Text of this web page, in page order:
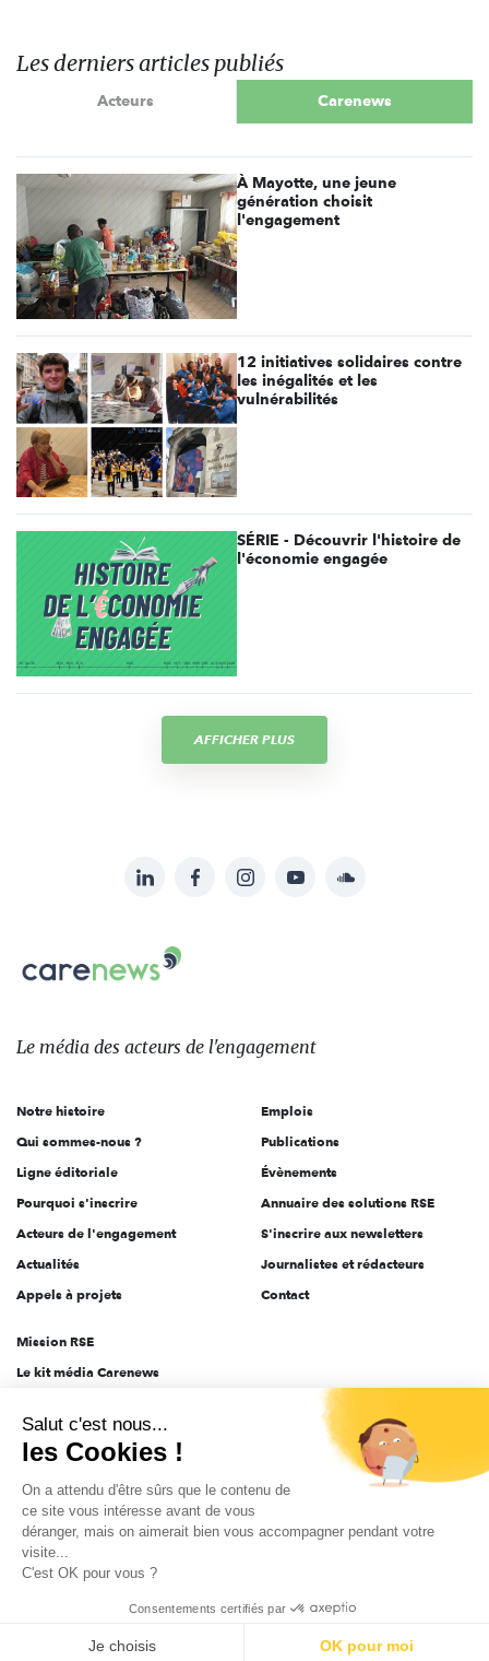
Les derniers articles publiés
Acteurs Carenews
À Mayotte, une jeune
génération choisit
l'engagement
12 initiatives solidaires contre
les inégalités et les
vulnérabilités
SÉRIE - Découvrir l'histoire de
l'économie engagée
AFFICHER PLUS
sur:
LinkedInFacebookInstagramYouTubeSoundcloud
Carenews,
Le
des
l'engagement
Le média des acteurs de l'engagement
Notre histoire
Qui sommes-nous ?
Ligne éditoriale
Pourquoi s'inscrire
Acteurs de l'engagement
Actualités
Appels à projets
Emplois
Publications
Évènements
Annuaire des solutions RSE
S'inscrire aux newsletters
Journalistes et rédacteurs
Contact
Mission RSE
Le kit média Carenews
AEF info
Novethic
PRODURABLE
Inclusiv Day
Données personnelles Mentions légales 2025-2026 Tout droits réservés
Salut c'est nous...
les Cookies !
On a attendu d'être sûrs que le contenu de
ce site vous intéresse avant de vous
déranger, mais on aimerait bien vous accompagner pendant votre
visite...
C'est OK pour vous ?
Consentements certifiés par
Je choisis OK pour moi